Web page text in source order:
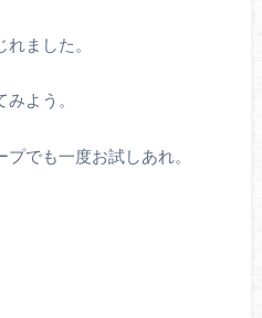
ました。
よう。
でも一度お試しあれ。